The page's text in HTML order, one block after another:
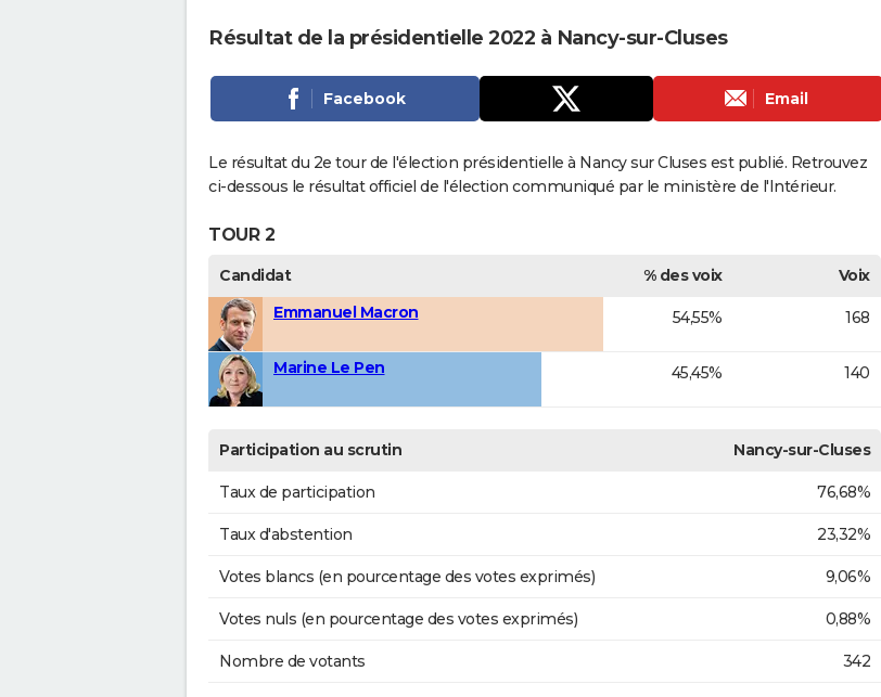
Résultat de la présidentielle 2022 à Nancy-sur-Cluses
Facebook Email
Le résultat du 2e tour de l'élection présidentielle à Nancy sur Cluses est publié. Retrouvez
ci-dessous le résultat officiel de l'élection communiqué par le ministère de l'Intérieur.
TOUR 2
Candidat % des voix
Voix
Emmanuel Macron
54,55% 168
Marine Le Pen 45,45% 140
Participation au scrutin Nancy-sur-Cluses
Taux de participation 76,68%
Taux d'abstention 23,32%
Votes blancs (en pourcentage des votes exprimés) 9,06%
Votes nuls (en pourcentage des votes exprimés) 0,88%
Nombre de votants 342